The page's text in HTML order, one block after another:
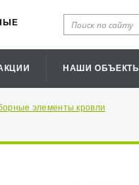
НАШИ ОБЪЕКТЫ
элементы кровли